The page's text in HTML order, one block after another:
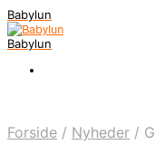
Babylun
Babylun
Forside / Nyheder /